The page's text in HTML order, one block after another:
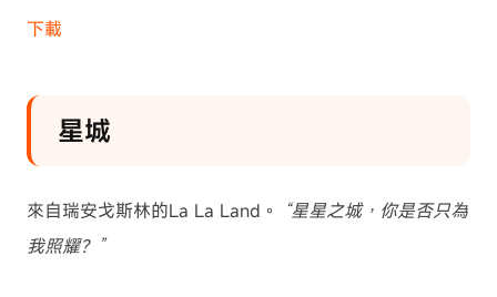
下載
星城
來自瑞安戈斯林的La La Land。
“星星之城，你是否只為
我照耀？”